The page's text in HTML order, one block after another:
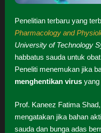
Penelitian terbaru yang
Pharmacology and
University of Technology
habbatus sauda untuk
Peneliti menemukan jika
menghentikan virus yang
Prof. Kaneez Fatima
mengatakan jika bahan
sauda dan bunga adas